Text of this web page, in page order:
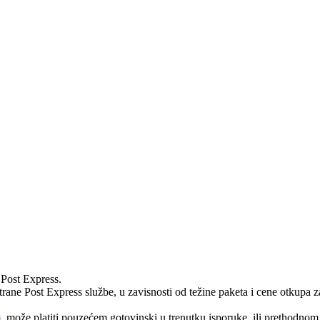
Express.
Post Express službe, u zavisnosti od težine paketa i cene otkupa